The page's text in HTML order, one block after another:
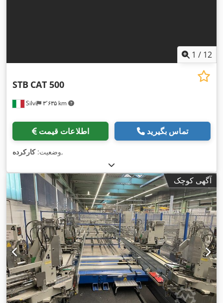
1 / 12
Silvi ۳٬۶۳۵ km
STB CAT 500
اطلاعات قیمت تماس بگیرید
وضعیت:کارکرده ,
آگهی کوچک